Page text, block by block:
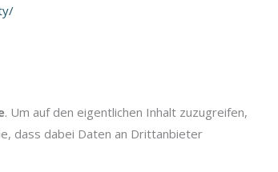
. Um auf den eigentlichen Inhalt zuzugreifen,
dass dabei Daten an Drittanbieter